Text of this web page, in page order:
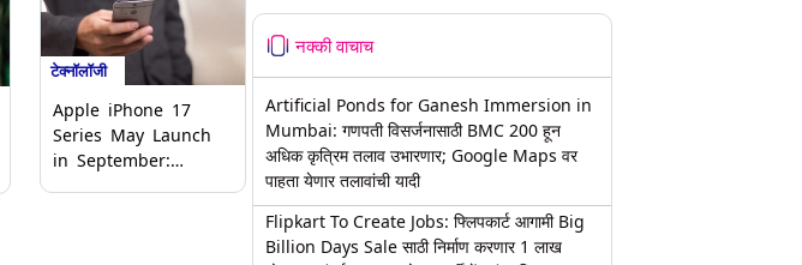
टेक्नॉलॉजी
Apple iPhone 17
Series May Launch
in September:
नक्की वाचाच
Artificial Ponds for Ganesh Immersion in
Mumbai: गणपती विसर्जनासाठी BMC 200 हून
अधिक कृत्रिम तलाव उभारणार; Google Maps वर
पाहता येणार तलावांची यादी
Flipkart To Create Jobs: फ्लिपकार्ट आगामी Big
Billion Days Sale साठी निर्माण करणार 1 लाख